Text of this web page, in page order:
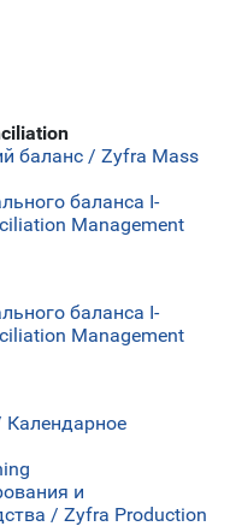
баланс / Zyfra Mass
баланса I-
Management
баланса I-
Management
Календарное
и
/ Zyfra Production